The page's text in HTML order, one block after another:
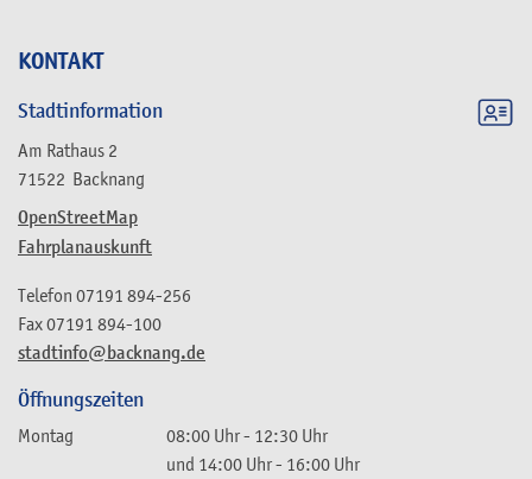
KONTAKT
Stadtinformation
Am Rathaus 2
71522 Backnang
OpenStreetMap
Fahrplanauskunft
stadtinfo@backnang.de
Telefon 07191 894-256
Fax07191 894-100
Öffnungszeiten
Montag 08:00 Uhr- 12:30 Uhr
und 14:00 Uhr- 16:00 Uhr